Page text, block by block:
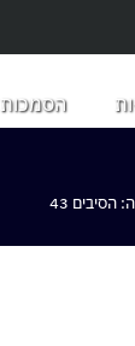
הסמכות
43